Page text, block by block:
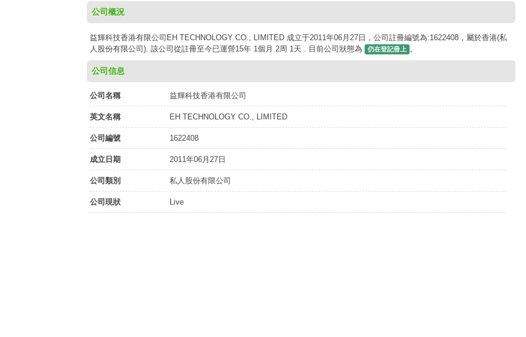
公司概況
益輝科技香港有限公司EH TECHNOLOGY CO., LIMITED 成立于2011年06月27日，公司註冊編號為:1622408，屬於香港(私
人股份有限公司). 該公司從註冊至今已運營15年 1個月 2周 1天 . 目前公司狀態為
仍在登記冊上 。
公司信息
公司名稱 益輝科技香港有限公司
英文名稱 EH TECHNOLOGY CO., LIMITED
公司編號 1622408
成立日期 2011年06月27日
公司類別 私人股份有限公司
公司現狀 Live